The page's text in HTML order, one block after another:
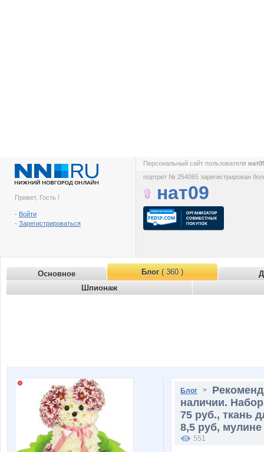
Привет, Гость !
- Войти
- Зарегистрироваться
Персональный сайт пользователя
портрет № 254065 зарегистрирован
нат09
Основное Блог( 360 )
Шпионаж
Блог >
наличии.
75 руб., ткань
8,5 руб,
551